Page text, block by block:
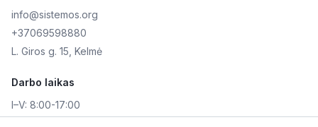
info@sistemos.org
+37069598880
L. Giros g. 15, Kelmė
Darbo laikas
I–V: 8:00-17:00